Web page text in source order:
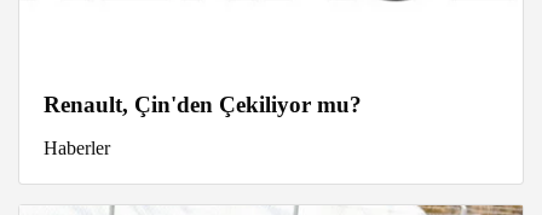
Renault, Çin'den Çekiliyor mu?
Haberler